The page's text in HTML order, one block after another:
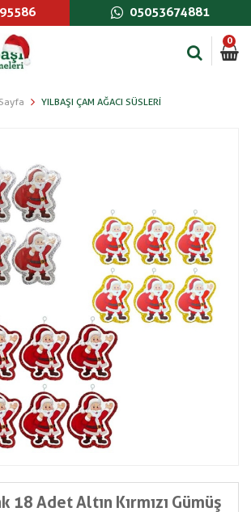
05053674881
0
YILBAŞI ÇAM AĞACI SÜSLERI
18 Adet Altın Kırmızı Gümüş